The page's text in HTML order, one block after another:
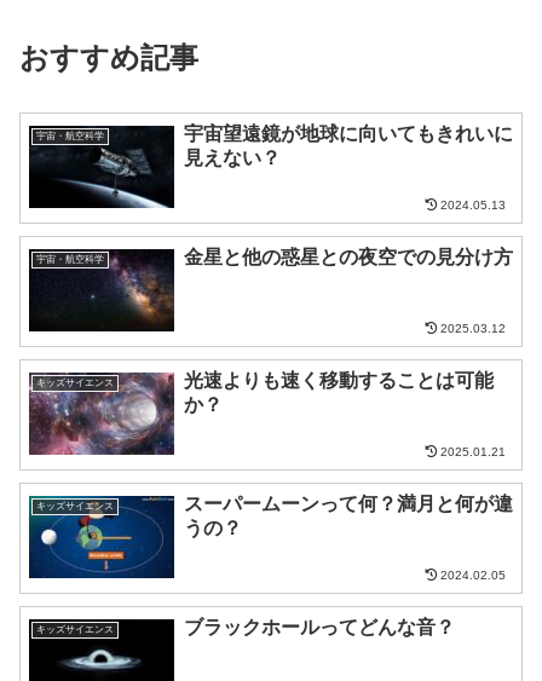
おすすめ記事
宇宙・航空科学
宇宙望遠鏡が地球に向いてもきれいに
見えない？
2024.05.13
宇宙・航空科学 金星と他の惑星との夜空での見分け方
2025.03.12
キッズサイエンス
光速よりも速く移動することは可能
か？
2025.01.21
キッズサイエンス
スーパームーンって何？満月と何が違
うの？
2024.02.05
キッズサイエンス ブラックホールってどんな音？